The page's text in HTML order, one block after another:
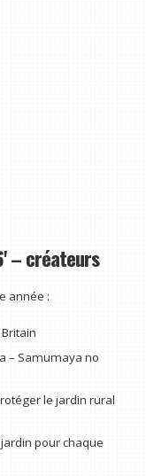
– créateurs
année :
– Samumaya no
le jardin rural
pour chaque